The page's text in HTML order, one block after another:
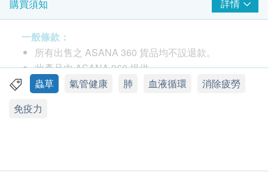
在中醫的角度，冬蟲夏草是入肺、腎二經，
人蔘入心、肺、脾、腎四經，可以透過進食
蟲草抑制蛋白質的活性及加速肝臟與蛋白質
嘅更新速度，亦能增加免疫系統細胞、組織
數量，並有效地促進抗體產生，補肺益腎，
購買須知 詳情
一般條款：
所有出售之 ASANA 360 貨品均不設退款。
此產品由 ASANA 360 提供。
如有任何爭議，ASANA 360及健康網購
蟲草 氣管健康 肺 血液循環
消除疲勞
免疫力